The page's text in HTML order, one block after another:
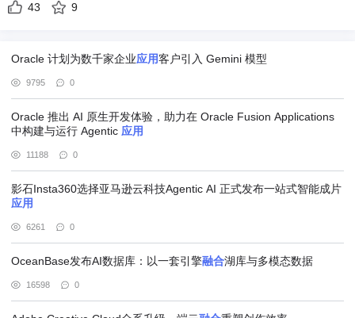
43 9
Oracle 计划为数千家企业应用客户引入 Gemini 模型
9795 0
Oracle 推出 AI 原生开发体验，助力在 Oracle Fusion Applications
中构建与运行 Agentic 应用
11188 0
影石Insta360选择亚马逊云科技Agentic AI 正式发布一站式智能成片
应用
6261 0
OceanBase发布AI数据库：以一套引擎融合湖库与多模态数据
16598 0